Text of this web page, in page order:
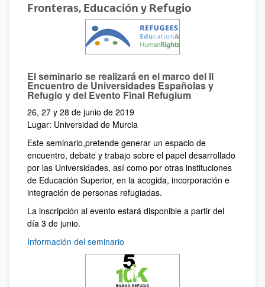
Fronteras, Educación y Refugio
El seminario se realizará en el marco del II
Encuentro de Universidades Españolas y
Refugio y del Evento Final Refugium
26, 27 y 28 de junio de 2019
Lugar: Universidad de Murcia
Este seminario,pretende generar un espacio de
encuentro, debate y trabajo sobre el papel desarrollado
por las Universidades, así como por otras instituciones
de Educación Superior, en la acogida, incorporación e
integración de personas refugiadas.
La inscripción al evento estará disponible a partir del
día 3 de junio.
Información del seminario